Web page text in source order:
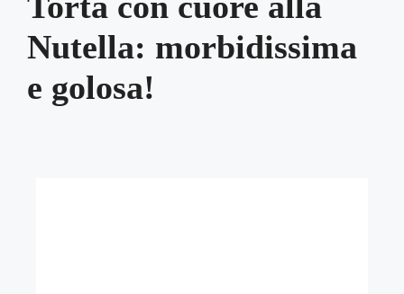
Nutella: morbidissima
e golosa!